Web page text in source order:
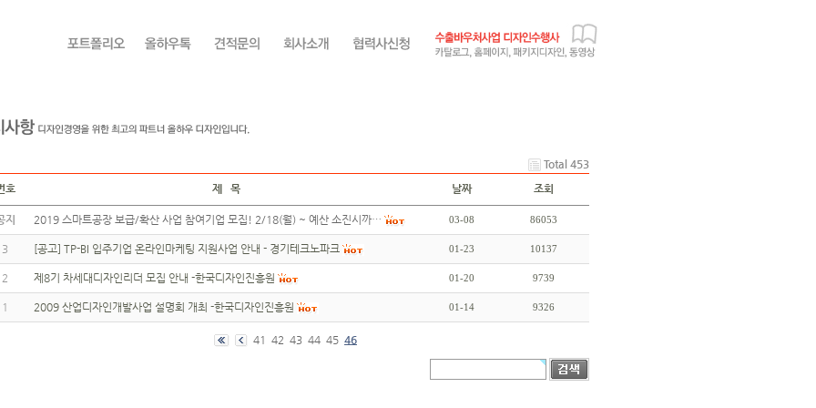
Total 453
호
제 목 날짜 조회
지 2019 스마트공장 보급/확산 사업 참여기업 모집! 2/18(월) ~ 예산 소진시까… 03-08 86053
3 [공고] TP-BI 입주기업 온라인마케팅 지원사업 안내 - 경기테크노파크 01-23 10137
2 제8기 차세대디자인리더 모집 안내 -한국디자인진흥원 01-20 9739
1 2009 산업디자인개발사업 설명회 개최 -한국디자인진흥원 01-14 9326
41 42 43 44 45 46